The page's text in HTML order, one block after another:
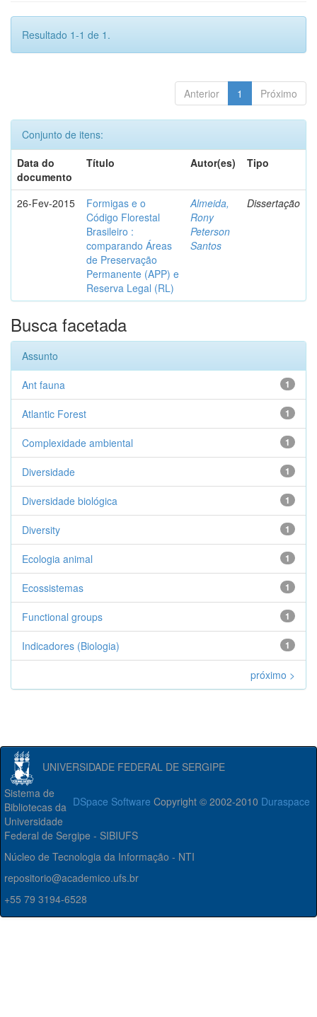
Resultado 1-1 de 1.
Anterior 1 Próximo
Conjunto de itens:
Data do
documento
Título Autor(es) Tipo
26-Fev-2015
Formigas e o
Código Florestal
Brasileiro :
comparando Áreas
de Preservação
Permanente (APP) e
Reserva Legal (RL)
Almeida,
Rony
Peterson
Santos
Dissertação
Busca facetada
Assunto
1
Ant fauna
1
Atlantic Forest
1
Complexidade ambiental
1
Diversidade
1
Diversidade biológica
1
Diversity
1
Ecologia animal
1
Ecossistemas
1
Functional groups
1
Indicadores (Biologia)
próximo >
UNIVERSIDADE FEDERAL DE SERGIPE
DSpace Software Copyright © 2002-2010 Duraspace
Sistema de
Bibliotecas da
Universidade
Federal de Sergipe - SIBIUFS
Núcleo de Tecnologia da Informação - NTI
repositorio@academico.ufs.br
+55 79 3194-6528